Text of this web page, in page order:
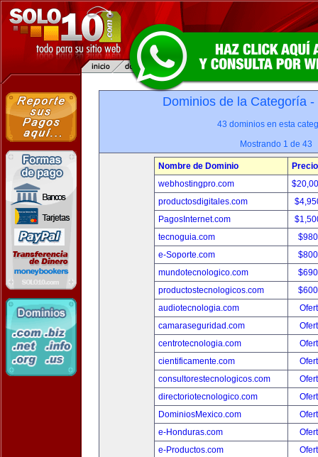
Dominios de la Categoría -
43 dominios en esta
Mostrando 1 de 43
Nombre de Dominio
Precio
webhostingpro.com
productosdigitales.com
PagosInternet.com
tecnoguia.com
e-Soporte.com
mundotecnologico.com
productostecnologicos.com
audiotecnologia.com
camaraseguridad.com
centrotecnologia.com
cientificamente.com
consultorestecnologicos.com
directoriotecnologico.com
DominiosMexico.com
e-Honduras.com
e-Productos.com